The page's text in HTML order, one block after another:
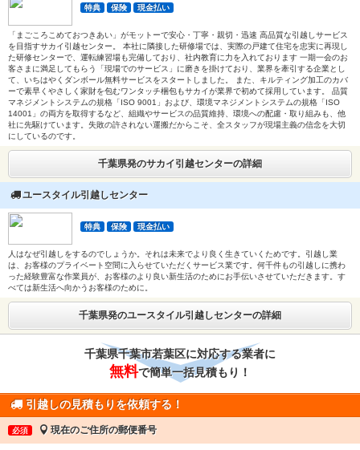
特典 保険 現金払い
「まごころこめておつきあい」がモットーで安心・丁寧・親切・迅速 高品質な引越しサービス
を目指すサカイ引越センター。 本社に隣接した研修場では、実際の戸建て住宅を忠実に再現し
た研修センターで、運転練習場も完備しており、社内教育に力を入れております 一期一会のお
客さまに満足してもらう「現場でのサービス」に磨きを掛けており、業界を牽引する企業とし
て、いちはやくダンボール無料サービスをスタートしました。 また、キルティング加工のカバ
ーで素早くやさしく家財を包むワンタッチ梱包もサカイが業界で初めて採用しています。 品質
マネジメントシステムの規格「ISO 9001」および、環境マネジメントシステムの規格「ISO
14001」の両方を取得するなど、組織やサービスの品質維持、環境への配慮・取り組みも、他
社に先駆けています。失敗の許されない運搬だからこそ、全スタッフが現場主義の信念を大切
にしているのです。
千葉県発のサカイ引越センターの詳細
ユースタイル引越しセンター
特典 保険 現金払い
人はなぜ引越しをするのでしょうか。それは未来でより良く生きていくためです。引越し業
は、お客様のプライベート空間に入らせていただくサービス業です。何千件もの引越しに携わ
った経験豊富な作業員が、お客様のより良い新生活のためにお手伝いさせていただきます。す
べては新生活へ向かうお客様のために。
千葉県発のユースタイル引越しセンターの詳細
千葉県千葉市若葉区に対応する業者に
無料で簡単一括見積もり！
引越しの見積もりを依頼する！
必須 現在のご住所の郵便番号